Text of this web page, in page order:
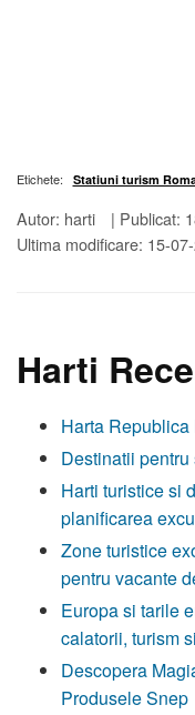
Etichete: Statiuni turism
Autor: harti | Publicat:
Ultima modificare: 15-
Harti
Harta
Destinatii
Harti turistice si
planificarea
Zone turistice
pentru vacante
Europa si tarile
calatorii, turism
Descopera
Produsele Snep